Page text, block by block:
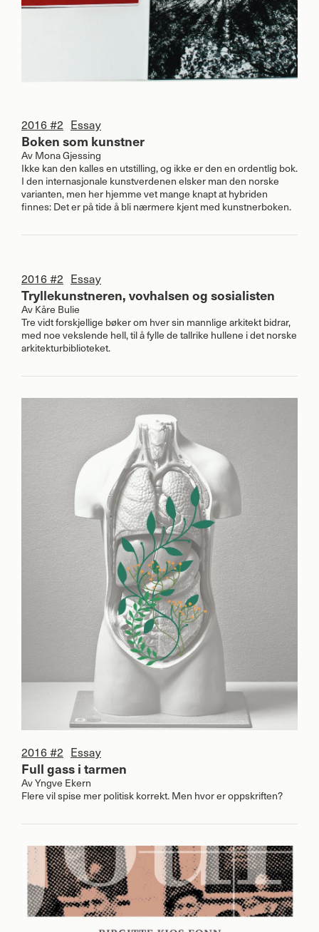
2016 #2 Essay
Boken som kunstner
Av Mona Gjessing
Ikke kan den kalles en utstilling, og ikke er den en ordentlig bok.
I den internasjonale kunstverdenen elsker man den norske
varianten, men her hjemme vet mange knapt at hybriden
finnes: Det er på tide å bli nærmere kjent med kunstnerboken.
2016 #2 Essay
Tryllekunstneren, vovhalsen og sosialisten
Av Kåre Bulie
Tre vidt forskjellige bøker om hver sin mannlige arkitekt bidrar,
med noe vekslende hell, til å fylle de tallrike hullene i det norske
arkitekturbiblioteket.
2016 #2 Essay
Full gass i tarmen
AvYngve Ekern
Flere vil spise mer politisk korrekt. Men hvor er oppskriften?